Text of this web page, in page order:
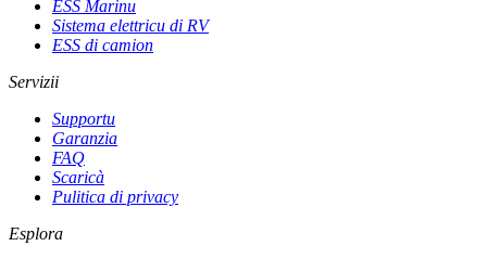
ESS Marinu
Sistema elettricu di RV
ESS di camion
Servizii
Supportu
Garanzia
FAQ
Scaricà
Pulitica di privacy
Esplora